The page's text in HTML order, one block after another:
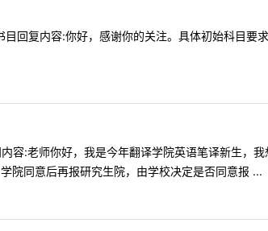
复内容:你好，感谢你的关注。具体初始科目要
:老师你好，我是今年翻译学院英语笔译新生，
院同意后再报研究生院，由学校决定是否同意报 ...